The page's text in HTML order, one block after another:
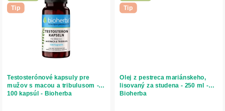
Tip
Testosterónové kapsuly pre
mužov s macou a tribulusom -
100 kapsúl - Bioherba
Tip
Olej z pestreca mariánskeho,
lisovaný za studena - 250 ml -
Bioherba